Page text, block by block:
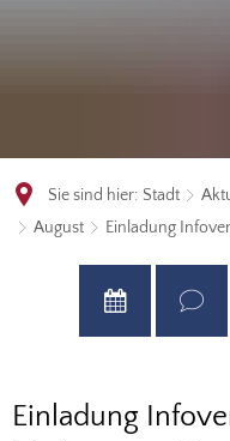
Sie sind hier: Stadt
August
Einladung
Einladung